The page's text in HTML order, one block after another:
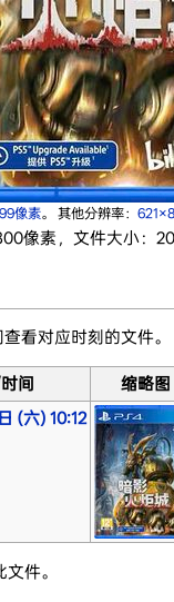
像素。 其他分辨率：
800像素，文件大小：
看对应时刻的文件。
间
缩略图
(六) 10:12
件。